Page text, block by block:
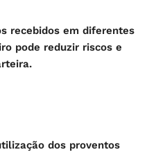
recebidos em diferentes
pode reduzir riscos e
dos proventos